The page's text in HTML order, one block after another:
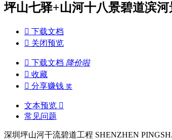
坪山七驿+山河十八景碧道滨
 下载文档
 关闭预览
 下载文档 降价啦
 收藏
 分享赚钱 奖
文本预览 
常见问题
深圳坪山河干流碧道工程 SHENZHEN